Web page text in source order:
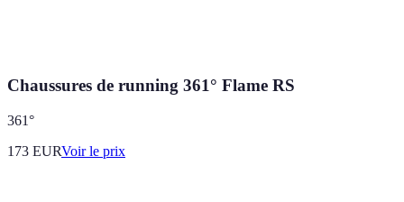
Chaussures de running 361° Flame RS
361°
173 EURVoir le prix